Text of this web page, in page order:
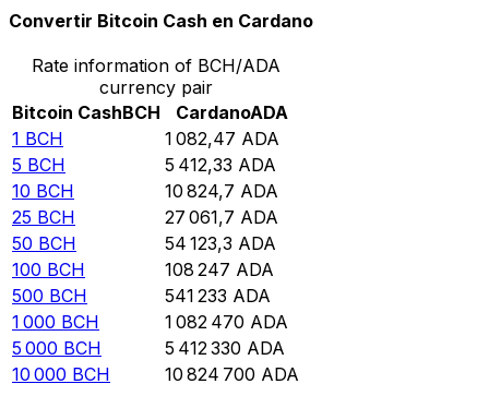
Convertir Bitcoin Cash en Cardano
Rate information of BCH/ADA
currency pair
Bitcoin CashBCH CardanoADA
1 BCH 1 082,47 ADA
5 BCH 5 412,33 ADA
10 BCH 10 824,7 ADA
25 BCH 27 061,7 ADA
50 BCH 54 123,3 ADA
100 BCH 108 247 ADA
500 BCH 541 233 ADA
1 000 BCH 1 082 470 ADA
5 000 BCH 5 412 330 ADA
10 000 BCH 10 824 700 ADA